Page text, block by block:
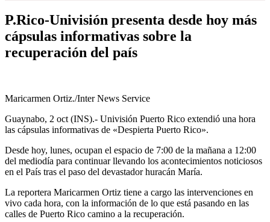
P.Rico-Univisión presenta desde hoy más
cápsulas informativas sobre la
recuperación del país
Maricarmen Ortiz./Inter News Service
Guaynabo, 2 oct (INS).- Univisión Puerto Rico extendió una hora
las cápsulas informativas de «Despierta Puerto Rico».
Desde hoy, lunes, ocupan el espacio de 7:00 de la mañana a 12:00
del mediodía para continuar llevando los acontecimientos noticiosos
en el País tras el paso del devastador huracán María.
La reportera Maricarmen Ortiz tiene a cargo las intervenciones en
vivo cada hora, con la información de lo que está pasando en las
calles de Puerto Rico camino a la recuperación.